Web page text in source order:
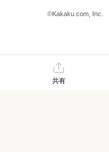
©Kakaku.com, Inc.
共有